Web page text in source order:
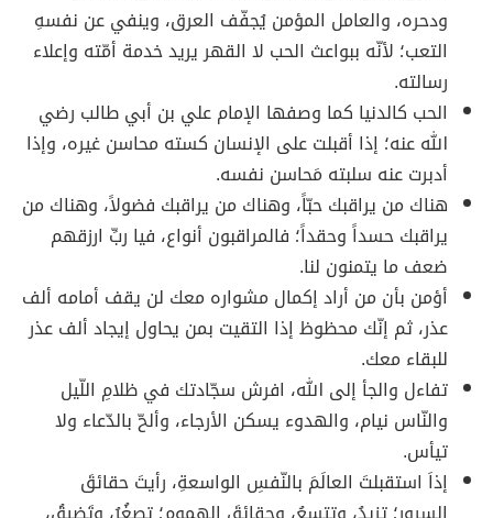
ودحره، والعامل المؤمن يُجفّف العرق، وينفي عن نفسهِ
التعب؛ لأنّه ببواعث الحب لا القهر يريد خدمة أمّته وإعلاء
رسالته.
الحب كالدنيا كما وصفها الإمام علي بن أبي طالب رضي
الله عنه؛ إذا أقبلت على الإنسان كسته محاسن غيره، وإذا
أدبرت عنه سلبته مَحاسن نفسه.
هناك من يراقبك حبّاً، وهناك من يراقبك فضولاً، وهناك من
يراقبك حسداً وحقداً؛ فالمراقبون أنواع، فيا ربِّ ارزقهم
ضعف ما يتمنون لنا.
أؤمن بأن من أراد إكمال مشواره معك لن يقف أمامه ألف
عذر، ثم إنّك محظوظ إذا التقيت بمن يحاول إيجاد ألف عذر
للبقاء معك.
تفاءل والجأ إلى الله، افرش سجّادتك في ظلامِ اللّيل
والنّاس نيام، والهدوء يسكن الأرجاء، وألحّ بالدّعاء ولا
تيأس.
إذاَ استقبلتَ العالَمَ بالنّفسِ الواسعةِ، رأيتَ حقائقَ